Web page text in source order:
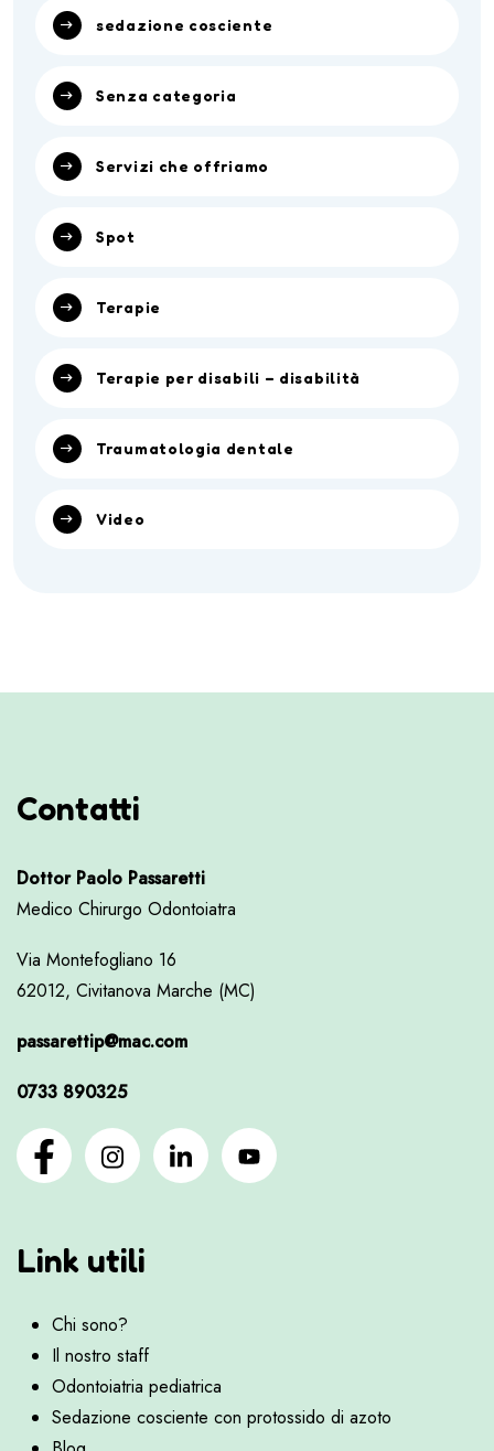
sedazione cosciente
Senza categoria
Servizi che offriamo
Spot
Terapie
Terapie per disabili – disabilità
Traumatologia dentale
Video
Contatti
Dottor Paolo Passaretti
Medico Chirurgo Odontoiatra
Via Montefogliano 16
62012, Civitanova Marche (MC)
passarettip@mac.com
0733 890325
Link utili
Chi sono?
Il nostro staff
Odontoiatria pediatrica
Sedazione cosciente con protossido di azoto